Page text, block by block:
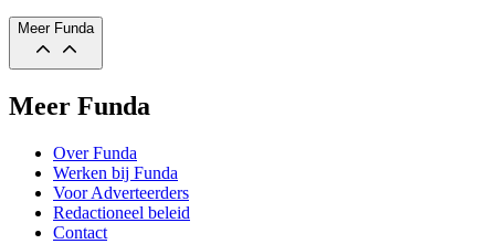
Meer Funda
Meer Funda
Over Funda
Werken bij Funda
Voor Adverteerders
Redactioneel beleid
Contact